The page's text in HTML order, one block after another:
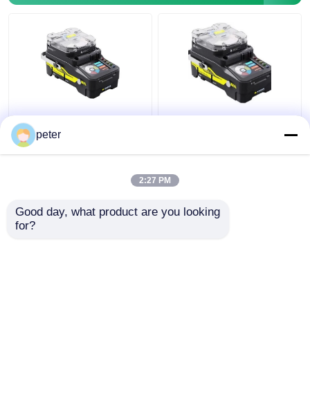
Equipo de conector
montado en campo DA-
PM100 portátil para 5G
Equipo de conector
montado en campo DA-
peter
2:27 PM
Good day, what product are you looking
for?